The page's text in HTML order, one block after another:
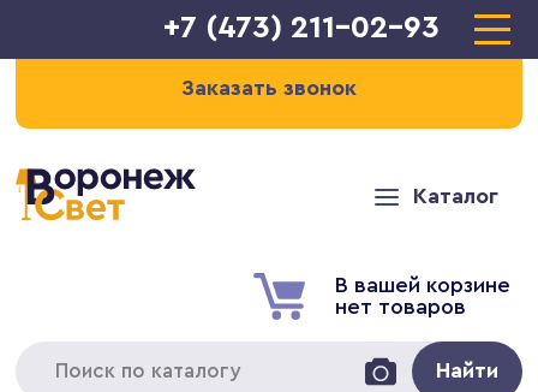
+7 (473) 211-02-93
Заказать звонок
Каталог
В вашей корзине
нет товаров
Найти